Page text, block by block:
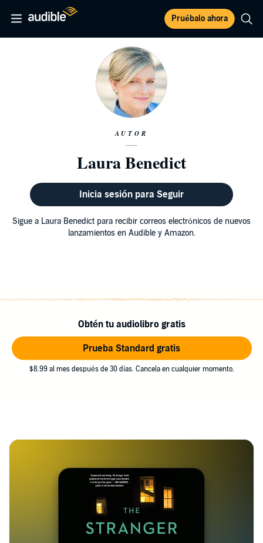
Pruébalo ahora
AUTOR
Laura Benedict
Inicia sesión para Seguir
Sigue a Laura Benedict para recibir correos electrónicos de nuevos
lanzamientos en Audible y Amazon.
Obtén tu audiolibro gratis
Prueba Standard gratis
$8.99 al mes después de 30 días. Cancela en cualquier momento.